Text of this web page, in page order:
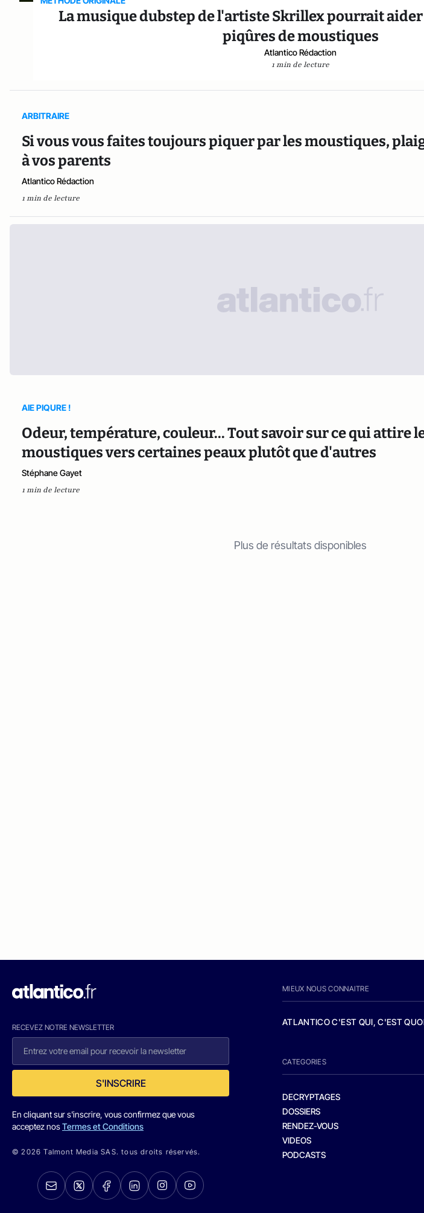
La musique dubstep de l'artiste Skrillex pourrait
piqûres de moustiques
Atlantico Rédaction
1 min de lecture
ARBITRAIRE
Si vous vous faites toujours piquer par les moustiques,
à vos parents
Atlantico Rédaction
1 min de lecture
AIE PIQURE !
Odeur, température, couleur... Tout savoir sur ce qui attire
moustiques vers certaines peaux plutôt que d'autres
Stéphane Gayet
1 min de lecture
Plus de résultats disponibles
RECEVEZ NOTRE NEWSLETTER
S'INSCRIRE
En cliquant sur s'inscrire, vous confirmez que vous
acceptez nosTermes et Conditions
© 2026 Talmont Media SAS. tous droits réservés.
MIEUX NOUS CONNAITRE
ATLANTICO C'EST QUI, C'EST
CATEGORIES
DECRYPTAGES
DOSSIERS
RENDEZ-VOUS
VIDEOS
PODCASTS